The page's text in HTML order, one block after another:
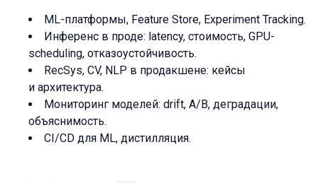
ML-платформы, Feature Store, Experiment Tracking.
Инференс в проде: latency, стоимость, GPU-
scheduling, отказоустойчивость.
RecSys, CV, NLP в продакшене: кейсы
и архитектура.
Мониторинг моделей: drift, A/B, деградации,
объяснимость.
CI/CD для ML, дистилляция.